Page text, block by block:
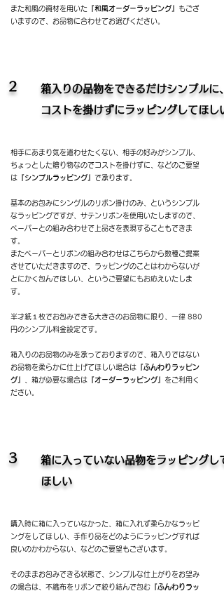
また和風の資材を用いた 『和風オーダーラッピング』
もござ
いますので、お品物に合わせてお選びください。
2
​箱入りの品物をできるだけシンプルに、
コストを掛けずにラッピングしてほしい
相手にあまり気を遣わせたくない、相手の好みがシンプル、
ちょっとした贈り物なのでコストを掛けずに、などのご要望
は『シンプルラッピング』 で承ります。
基本のお包みにシングルのリボン掛けのみ、というシンプル
なラッピングですが、サテンリボンを使用いたしますので、
ペーパーとの組み合わせで上品さを表現することもできま
す。
またペーパーとリボンの組み合わせはこちらから数種ご提案
させていただきますので、ラッピングのことはわからないが
とにかく包んでほしい、というご要望にもお応えいたしま
す。
半才紙１枚でお包みできる大きさのお品物に限り、一律 880
円のシンプル料金設定です。
箱入りのお品物のみを承っておりますので、箱入りではない
お品物を柔らかに仕上げてほしい場合は『ふんわりラッピン
グ』
、箱が必要な場合は『オーダーラッピング』
をご利用く
ださい。
3
箱に入っていない品物をラッピングして
ほしい
購入時に箱に入っていなかった、箱に入れず柔らかなラッピ
ングをしてほしい、手作り品をどのようにラッピングすれば
良いのかわからない、などのご要望もございます。
そのままお包みできる状態で、シンプルな仕上がりをお望み
の場合は、不織布をリボンで絞り結んで包む『ふんわりラッ